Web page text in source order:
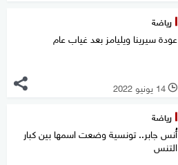
رياضة
عودة سيرينا ويليامز بعد غياب عام
l 14 يونيو 2022
رياضة
أُُنس جابر.. تونسية وضعت اسمها بين كبار
التنس